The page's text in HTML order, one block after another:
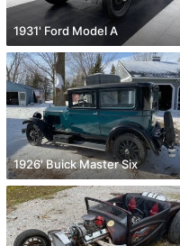
1931' Ford Model A
1926' Buick Master Six